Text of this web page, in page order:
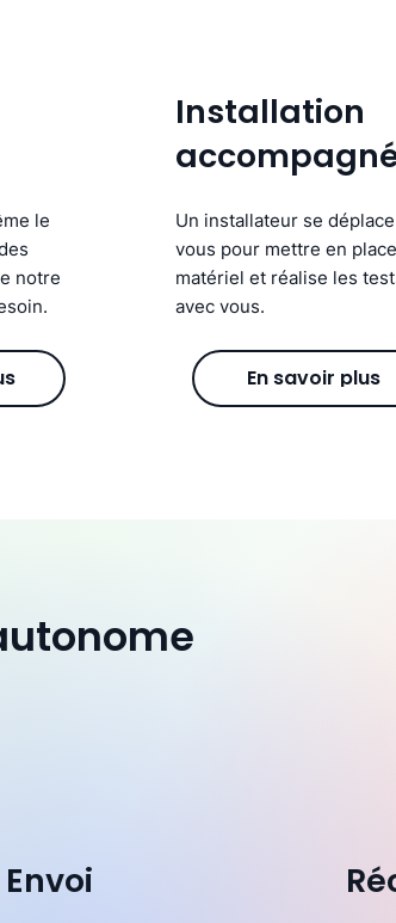
le
notre
Installation
Un installateur se
vous pour mettre en
matériel et réalise les
avec vous.
En savoir plus
Envoi